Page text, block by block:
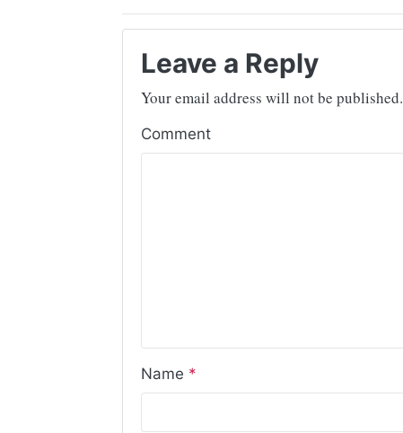
Leave a Reply
Your email address will not be published.
Comment
Name *